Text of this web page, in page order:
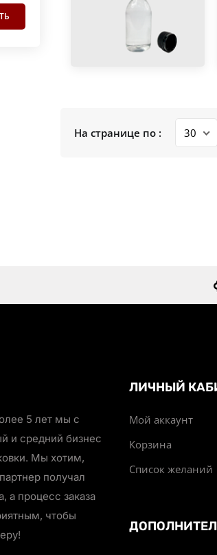
На странице по :
5 лет мы с
и средний бизнес
Мы хотим,
получал
а процесс заказа
чтобы
ЛИЧНЫЙ
Мой аккаунт
Корзина
Список желаний